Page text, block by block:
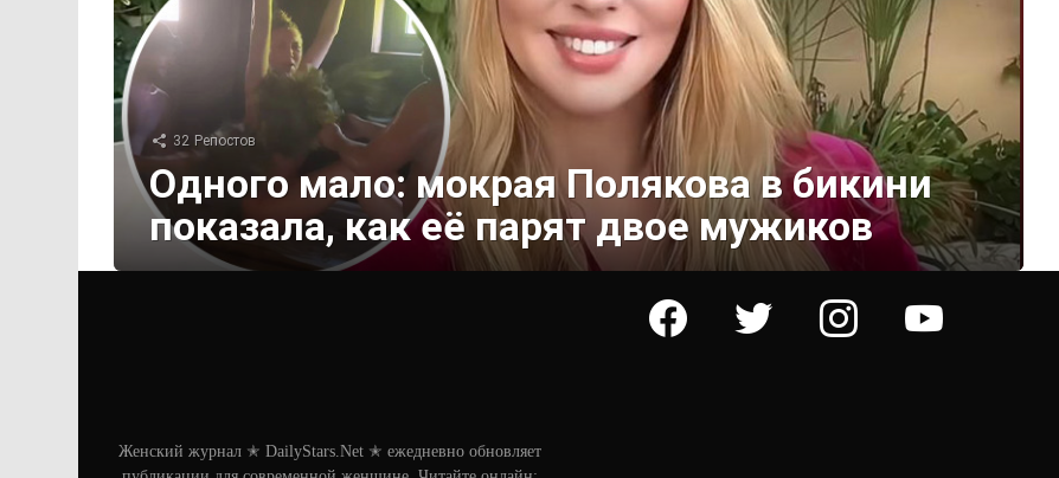
32 Репостов
Одного мало: мокрая Полякова в бикини
показала, как её парят двое мужиков
facebook twitter instagram youtube
Женский журнал ✭ DailyStars.Net ✭ ежедневно обновляет